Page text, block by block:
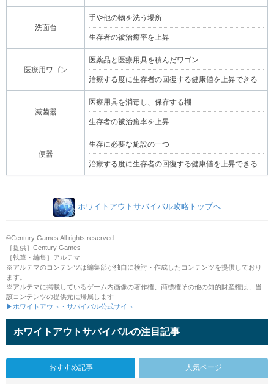
洗面台
手や他の物を洗う場所
生存者の被治癒率を上昇
医療用ワゴン
医薬品と医療用具を積んだワゴン
治療する度に生存者の回復する健康値を上昇できる
滅菌器
医療用具を消毒し、保存する棚
生存者の被治癒率を上昇
便器
生存に必要な施設の一つ
治療する度に生存者の回復する健康値を上昇できる
ホワイトアウトサバイバル攻略トップへ
©Century Games All rights reserved.
［提供］Century Games
［執筆・編集］アルテマ
※アルテマのコンテンツは編集部が独自に検討・作成したコンテンツを提供しており
ます。
※アルテマに掲載しているゲーム内画像の著作権、商標権その他の知的財産権は、当
該コンテンツの提供元に帰属します
▶ホワイトアウト・サバイバル公式サイト
ホワイトアウトサバイバルの注目記事
おすすめ記事 人気ページ